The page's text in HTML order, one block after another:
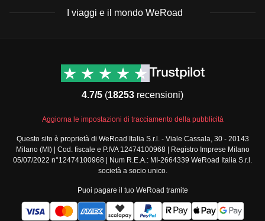
I viaggi e il mondo WeRoad
Viaggi di gruppo Nord
Viaggi di gruppo Centro
Viaggi di gruppo Sud
America
Viaggi di gruppo Africa
Viaggi di gruppo Medio
Viaggi di gruppo Asia
Viaggi di gruppo Europa
Contatti
Termini e condizioni
Condizioni generali
standard
Policy annullamento
viaggio
Cookie policy
Privacy policy
Security
4.7/5 (18253 recensioni)
Aggiorna le impostazioni di tracciamento della pubblicità
Questo sito è proprietà di WeRoad Italia S.r.l. - Viale Cassala, 30 - 20143
Milano (MI) | Cod. fiscale e P.IVA 12474100968 | Registro Imprese Milano
05/07/2022 n°12474100968 | Num R.E.A.: MI-2664339 WeRoad Italia S.r.l.
società a socio unico.
Puoi pagare il tuo WeRoad tramite